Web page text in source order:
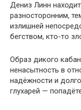
Дениз Линн
разносторонним,
излишней
бегством, кто-то
Образ дикого
ненасытность в
надёжности и
глухарей —